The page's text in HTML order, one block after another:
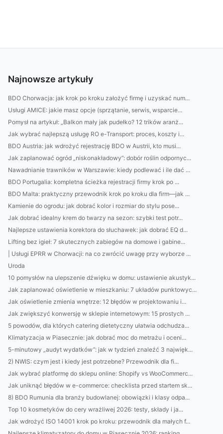
Najnowsze artykuły
BDO Chorwacja: jak krok po kroku założyć firmę i uzyskać num...
Usługi AMICE: jakie masz opcje (sprzątanie, serwis, wsparcie...
Pomysł na artykuł: „Balkon mały jak pudełko? 12 trików aranż...
Jak wybrać najlepszą usługę RO e-Transport: proces, koszty i...
BDO Austria: jak wdrożyć rejestrację BDO w Austrii, kto musi...
Jak zaplanować ogród „niskonakładowy”: dobór roślin odpornyc...
Nawadnianie trawników w Warszawie: kiedy podlewać i ile dać ...
BDO Portugalia: kompletna ścieżka rejestracji firmy krok po ...
BDO Malta: praktyczny przewodnik krok po kroku dla firm—jak ...
Kamienie do ogrodu: jak dobrać kolor i rozmiar do stylu pose...
Jak dobrać idealny krem do twarzy na sezon: szybki test potr...
Najlepsze ustawienia korektora do słuchawek: jak dobrać EQ d...
Lifting bez igieł: 7 skutecznych zabiegów na domowe i gabine...
| Usługi EPRR w Chorwacji: na co zwrócić uwagę przy wyborze ...
Uroda
10 pomysłów na ulepszenie dźwięku w domu: ustawienie akustyk...
Jak zaplanować oświetlenie w mieszkaniu: 7 układów punktowyc...
Jak oświetlenie zmienia wnętrze: 12 błędów w projektowaniu i...
Jak zwiększyć konwersję w sklepie internetowym: 15 prostych ...
5 powodów, dla których catering dietetyczny ułatwia odchudza...
Klimatyzacja w Piasecznie: jak dobrać moc do metrażu i oceni...
5-minutowy „audyt wydatków”: jak w tydzień znaleźć 3 najwięk...
2) NWIS: czym jest i kiedy jest potrzebne? Przewodnik dla fi...
Jak wybrać platformę do sklepu online: Shopify vs WooCommerc...
Jak uniknąć błędów w e-commerce: checklista przed startem sk...
8) BDO Rumunia dla branży budowlanej: obowiązki i klasy odpa...
Top 10 kosmetyków do cery wrażliwej 2026: testy, składy i ja...
Jak wdrożyć ISO 14001 krok po kroku: przewodnik dla małych f...